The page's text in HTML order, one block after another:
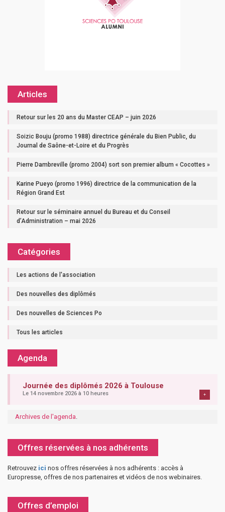
Articles
Retour sur les 20 ans du Master CEAP – juin 2026
Soizic Bouju (promo 1988) directrice générale du Bien Public, du
Journal de Saône-et-Loire et du Progrès
Pierre Dambreville (promo 2004) sort son premier album « Cocottes »
Karine Pueyo (promo 1996) directrice de la communication de la
Région Grand Est
Retour sur le séminaire annuel du Bureau et du Conseil
d’Administration – mai 2026
Catégories
Les actions de l'association
Des nouvelles des diplômés
Des nouvelles de Sciences Po
Tous les articles
Agenda
Journée des diplômés 2026 à Toulouse
Le 14 novembre 2026 à 10 heures +
Archives de l'agenda.
Offres réservées à nos adhérents
Retrouvez ici nos offres réservées à nos adhérents : accès à
Europresse, offres de nos partenaires et vidéos de nos webinaires.
Offres d’emploi